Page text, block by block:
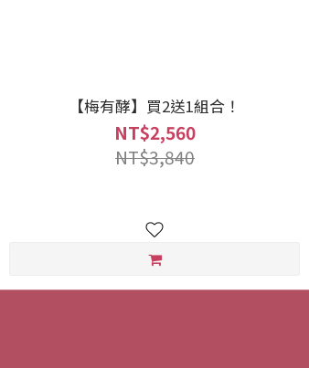
【梅有酵】買2送1組合！
NT$2,560
NT$3,840